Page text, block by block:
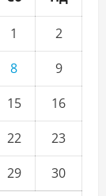
1
2
8
9
15
16
22
23
29 30